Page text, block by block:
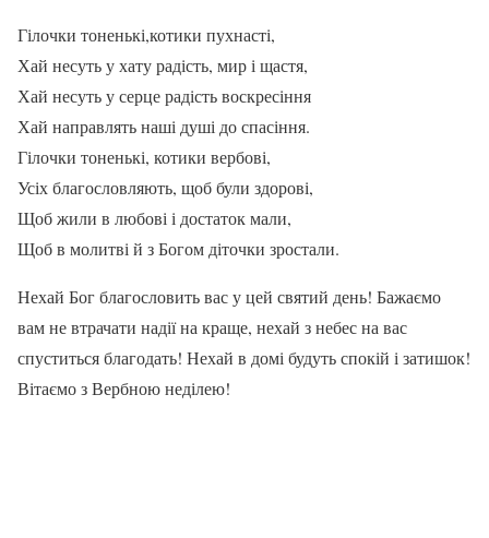
Гілочки тоненькі,котики пухнасті,
Хай несуть у хату радість, мир і щастя,
Хай несуть у серце радість воскресіння
Хай направлять наші душі до спасіння.
Гілочки тоненькі, котики вербові,
Усіх благословляють, щоб були здорові,
Щоб жили в любові і достаток мали,
Щоб в молитві й з Богом діточки зростали.
Нехай Бог благословить вас у цей святий день! Бажаємо
вам не втрачати надії на краще, нехай з небес на вас
спуститься благодать! Нехай в домі будуть спокій і затишок!
Вітаємо з Вербною неділею!